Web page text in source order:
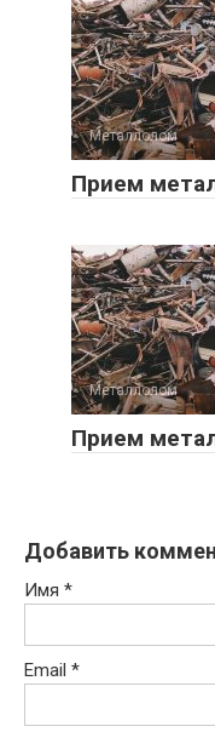
Металлолом
Прием
Металлолом
Прием
Добавить
Имя *
Email *